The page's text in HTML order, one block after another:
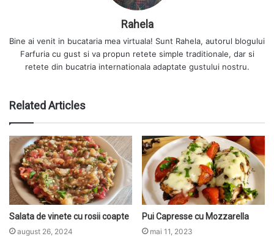
Rahela
Bine ai venit in bucataria mea virtuala! Sunt Rahela, autorul blogului
Farfuria cu gust si va propun retete simple traditionale, dar si
retete din bucatria internationala adaptate gustului nostru.
Related Articles
Salata de vinete cu rosii coapte
august 26, 2024
Pui Capresse cu Mozzarella
mai 11, 2023